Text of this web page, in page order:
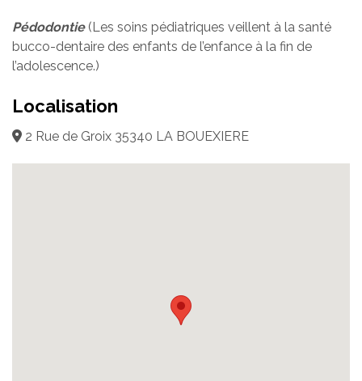
Pédodontie(Les soins pédiatriques veillent à la santé
bucco-dentaire des enfants de l’enfance à la fin de
l’adolescence.)
Localisation
2 Rue de Groix 35340 LA BOUEXIERE